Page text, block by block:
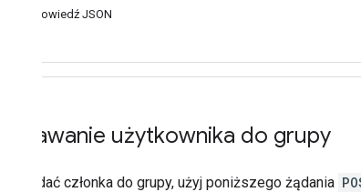
Odpowiedź JSON
Dodawanie użytkownika do grupy
Aby dodać członka do grupy, użyj poniższego żądania